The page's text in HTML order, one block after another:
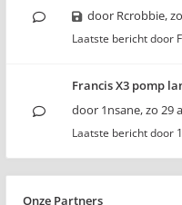
door Rcrobbie,
Laatste bericht door
Francis X3 pomp
door 1nsane,zo 29
Laatste bericht door
Onze Partners